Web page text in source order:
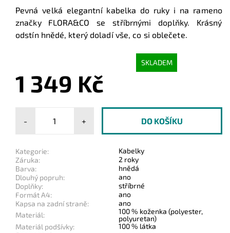
Pevná velká elegantní kabelka do ruky i na rameno
značky FLORA&CO se stříbrnými doplňky. Krásný
odstín hnědé, který doladí vše, co si oblečete.
SKLADEM
1 349 Kč
- +
Kategorie:
Kabelky
Záruka:
2 roky
Barva:
hnědá
Dlouhý popruh:
ano
Doplňky:
stříbrné
Formát A4:
ano
Kapsa na zadní straně:
ano
Materiál:
100 % koženka (polyester,
polyuretan)
Materiál podšívky:
100 % látka